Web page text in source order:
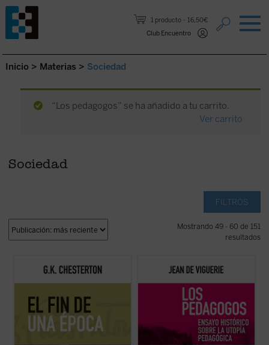
1 producto
16,50€
Club Encuentro
Saltar al contenido.
Inicio > Materias > Sociedad
“Los pedagogos” se ha añadido a tu carrito.
Ver carrito
Sociedad
FILTROS
Mostrando 49 - 60 de 151
resultados
Este volumen, realizado en colaboración
con el Club Chesterton de la Universidad
estos tiempos de desconcierto y asfixia, el
vigor y la cordura ...
(ver ficha)
Jean de Viguerie ilumina a los padres sobre
lo que han hecho algunos de los más
como Freinet, Ferrière, Piaget, Meirieu:
desarrollar los sistemas utópicos
propuestos hace siglos por pensadores
(ver ficha)